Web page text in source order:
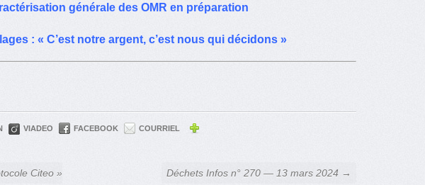
générale des OMR en préparation
: « C’est notre argent, c’est nous qui décidons »
VIADEO FACEBOOK COURRIEL
Citeo »
Déchets Infos n° 270 — 13 mars 2024 →